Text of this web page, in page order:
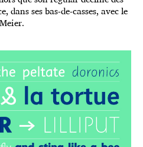
dans ses bas-de-casses, avec le